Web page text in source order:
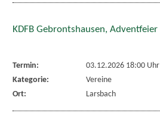
KDFB Gebrontshausen, Adventfeier
Termin:
03.12.2026 18:00 Uhr
Kategorie:
Vereine
Ort:
Larsbach